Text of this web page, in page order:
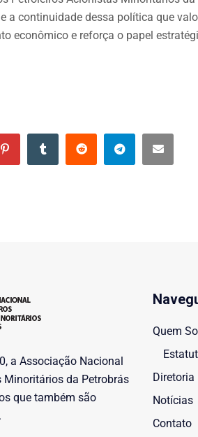
a continuidade dessa política que
econômico e reforça o papel
a Associação Nacional
da Petrobrás
que também são
Quem
Diretoria
Notícias
Contato